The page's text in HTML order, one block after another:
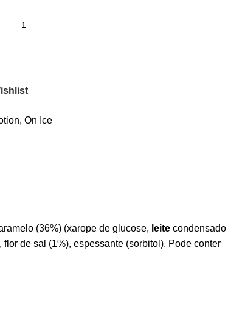
, On Ice
(36%) (xarope de glucose, leite condensado
de sal (1%), espessante (sorbitol). Pode conter